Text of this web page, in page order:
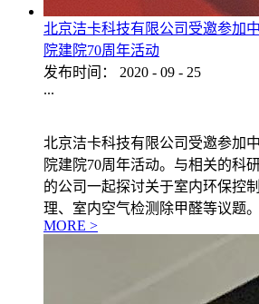
北京洁卡科技有限公司受邀参加
院建院70周年活动
发布时间：
2020 - 09 - 25
...
北京洁卡科技有限公司受邀参加
院建院70周年活动。与相关的科
的公司一起探讨关于室内环保控
理、室内空气检测除甲醛等议题。
MORE >